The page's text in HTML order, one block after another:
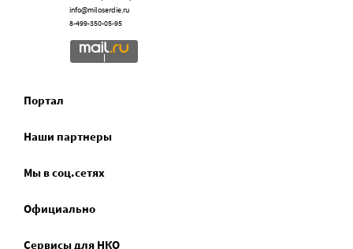
info@miloserdie.ru
8-499-350-05-95
Портал
Наши партнеры
Мы в соц.сетях
Официально
Сервисы для НКО